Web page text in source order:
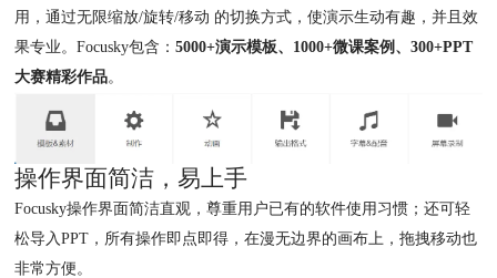
用，通过无限缩放/旋转/移动 的切换方式，使演示生动有趣，并且效
果专业。Focusky包含：5000+演示模板、1000+微课案例、300+PPT
大赛精彩作品。
操作界面简洁，易上手
Focusky操作界面简洁直观，尊重用户已有的软件使用习惯；还可轻
松导入PPT，所有操作即点即得，在漫无边界的画布上，拖拽移动也
非常方便。